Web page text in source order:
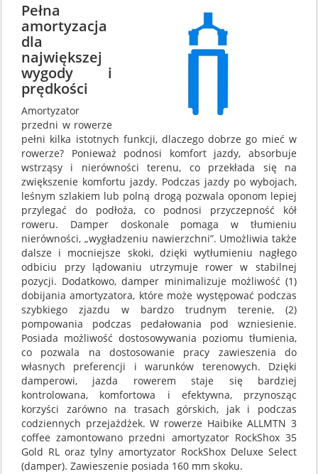
Pełna
amortyzacja
dla
największej
wygody i
prędkości
Amortyzator
przedni w rowerze
pełni kilka istotnych funkcji, dlaczego dobrze go mieć w
rowerze? Ponieważ podnosi komfort jazdy, absorbuje
wstrząsy i nierówności terenu, co przekłada się na
zwiększenie komfortu jazdy. Podczas jazdy po wybojach,
leśnym szlakiem lub polną drogą pozwala oponom lepiej
przylegać do podłoża, co podnosi przyczepność kół
roweru. Damper doskonale pomaga w tłumieniu
nierówności, „wygładzeniu nawierzchni”. Umożliwia także
dalsze i mocniejsze skoki, dzięki wytłumieniu nagłego
odbiciu przy lądowaniu utrzymuje rower w stabilnej
pozycji. Dodatkowo, damper minimalizuje możliwość (1)
dobijania amortyzatora, które może występować podczas
szybkiego zjazdu w bardzo trudnym terenie, (2)
pompowania podczas pedałowania pod wzniesienie.
Posiada możliwość dostosowywania poziomu tłumienia,
co pozwala na dostosowanie pracy zawieszenia do
własnych preferencji i warunków terenowych. Dzięki
damperowi, jazda rowerem staje się bardziej
kontrolowana, komfortowa i efektywna, przynosząc
korzyści zarówno na trasach górskich, jak i podczas
codziennych przejażdżek. W rowerze Haibike ALLMTN 3
coffee zamontowano przedni amortyzator RockShox 35
Gold RL oraz tylny amortyzator RockShox Deluxe Select
(damper). Zawieszenie posiada 160 mm skoku.